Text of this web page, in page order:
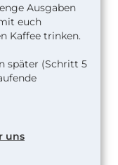
Ausgaben
euch
Kaffee trinken.
später (Schritt 5
uns